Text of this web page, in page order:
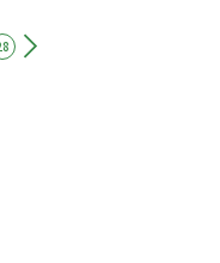
2011年起，斥資4億